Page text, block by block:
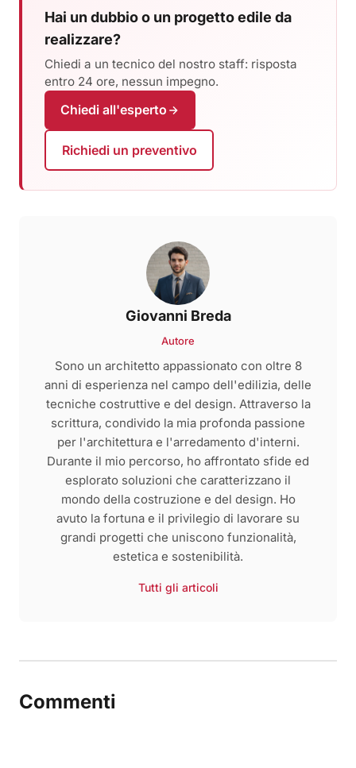
Hai un dubbio o un progetto edile da
realizzare?
Chiedi a un tecnico del nostro staff: risposta
entro 24 ore, nessun impegno.
Chiedi all'esperto
Richiedi un preventivo
Giovanni Breda
Autore
Sono un architetto appassionato con oltre 8
anni di esperienza nel campo dell'edilizia, delle
tecniche costruttive e del design. Attraverso la
scrittura, condivido la mia profonda passione
per l'architettura e l'arredamento d'interni.
Durante il mio percorso, ho affrontato sfide ed
esplorato soluzioni che caratterizzano il
mondo della costruzione e del design. Ho
avuto la fortuna e il privilegio di lavorare su
grandi progetti che uniscono funzionalità,
estetica e sostenibilità.
Tutti gli articoli
Commenti